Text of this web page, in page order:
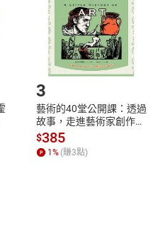
/退貨，恕無法以單支商品取
Step2.登入
3
藝術的40堂公開課：透過
故事，走進藝術家創作現
場，看藝術如何誕生、如
何形塑人類生活【電子
書】
$385
1 % (賺3點)